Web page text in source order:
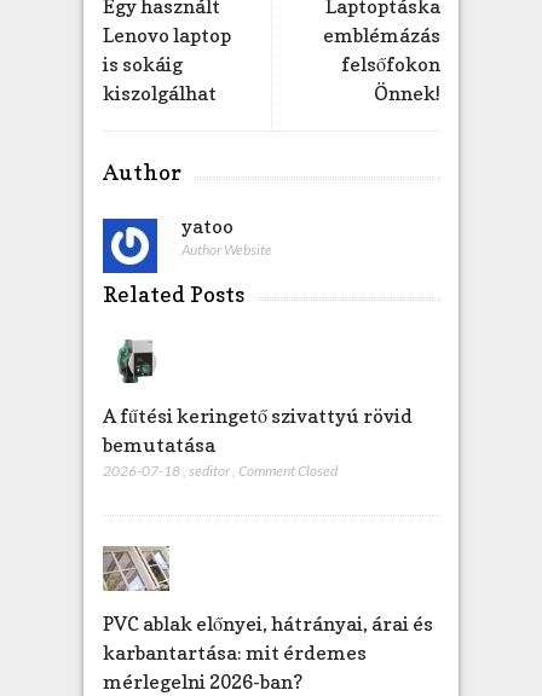
Laptoptáska
emblémázás
felsőfokon
Önnek!
Egy használt
Lenovo laptop
is sokáig
kiszolgálhat
Author
yatoo
Author Website
Related Posts
A fűtési keringető szivattyú rövid
bemutatása
2026-07-18, seditor, Comment Closed
PVC ablak előnyei, hátrányai, árai és
karbantartása: mit érdemes
mérlegelni 2026-ban?